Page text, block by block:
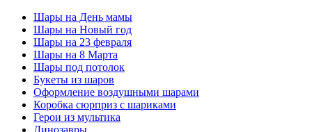
Шары на День мамы
Шары на Новый год
Шары на 23 февраля
Шары на 8 Марта
Шары под потолок
Букеты из шаров
Оформление воздушными шарами
Коробка сюрприз с шариками
Герои из мультика
Динозавры